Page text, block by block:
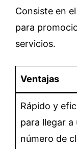
Consiste en
para
servicios.
Ventajas
Rápido y
para llegar a
número de